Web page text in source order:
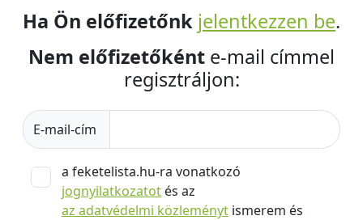
Ha Ön előfizetőnk jelentkezzen be.
Nem előfizetőként e-mail címmel
regisztráljon:
E-mail-cím
a feketelista.hu-ra vonatkozó
jognyilatkozatot és az
az adatvédelmi közleményt ismerem és